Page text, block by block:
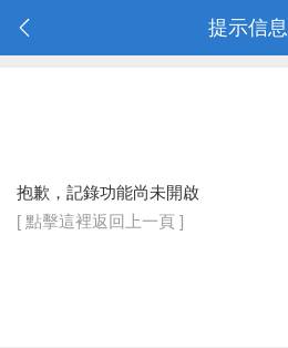
提示信息
抱歉，記錄功能尚未開啟
[ 點擊這裡返回上一頁 ]